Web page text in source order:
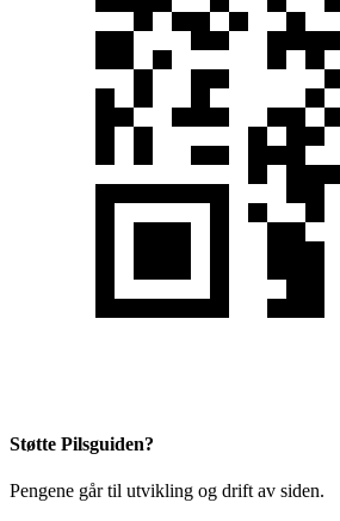
Støtte Pilsguiden?
Pengene går til utvikling og drift av siden.